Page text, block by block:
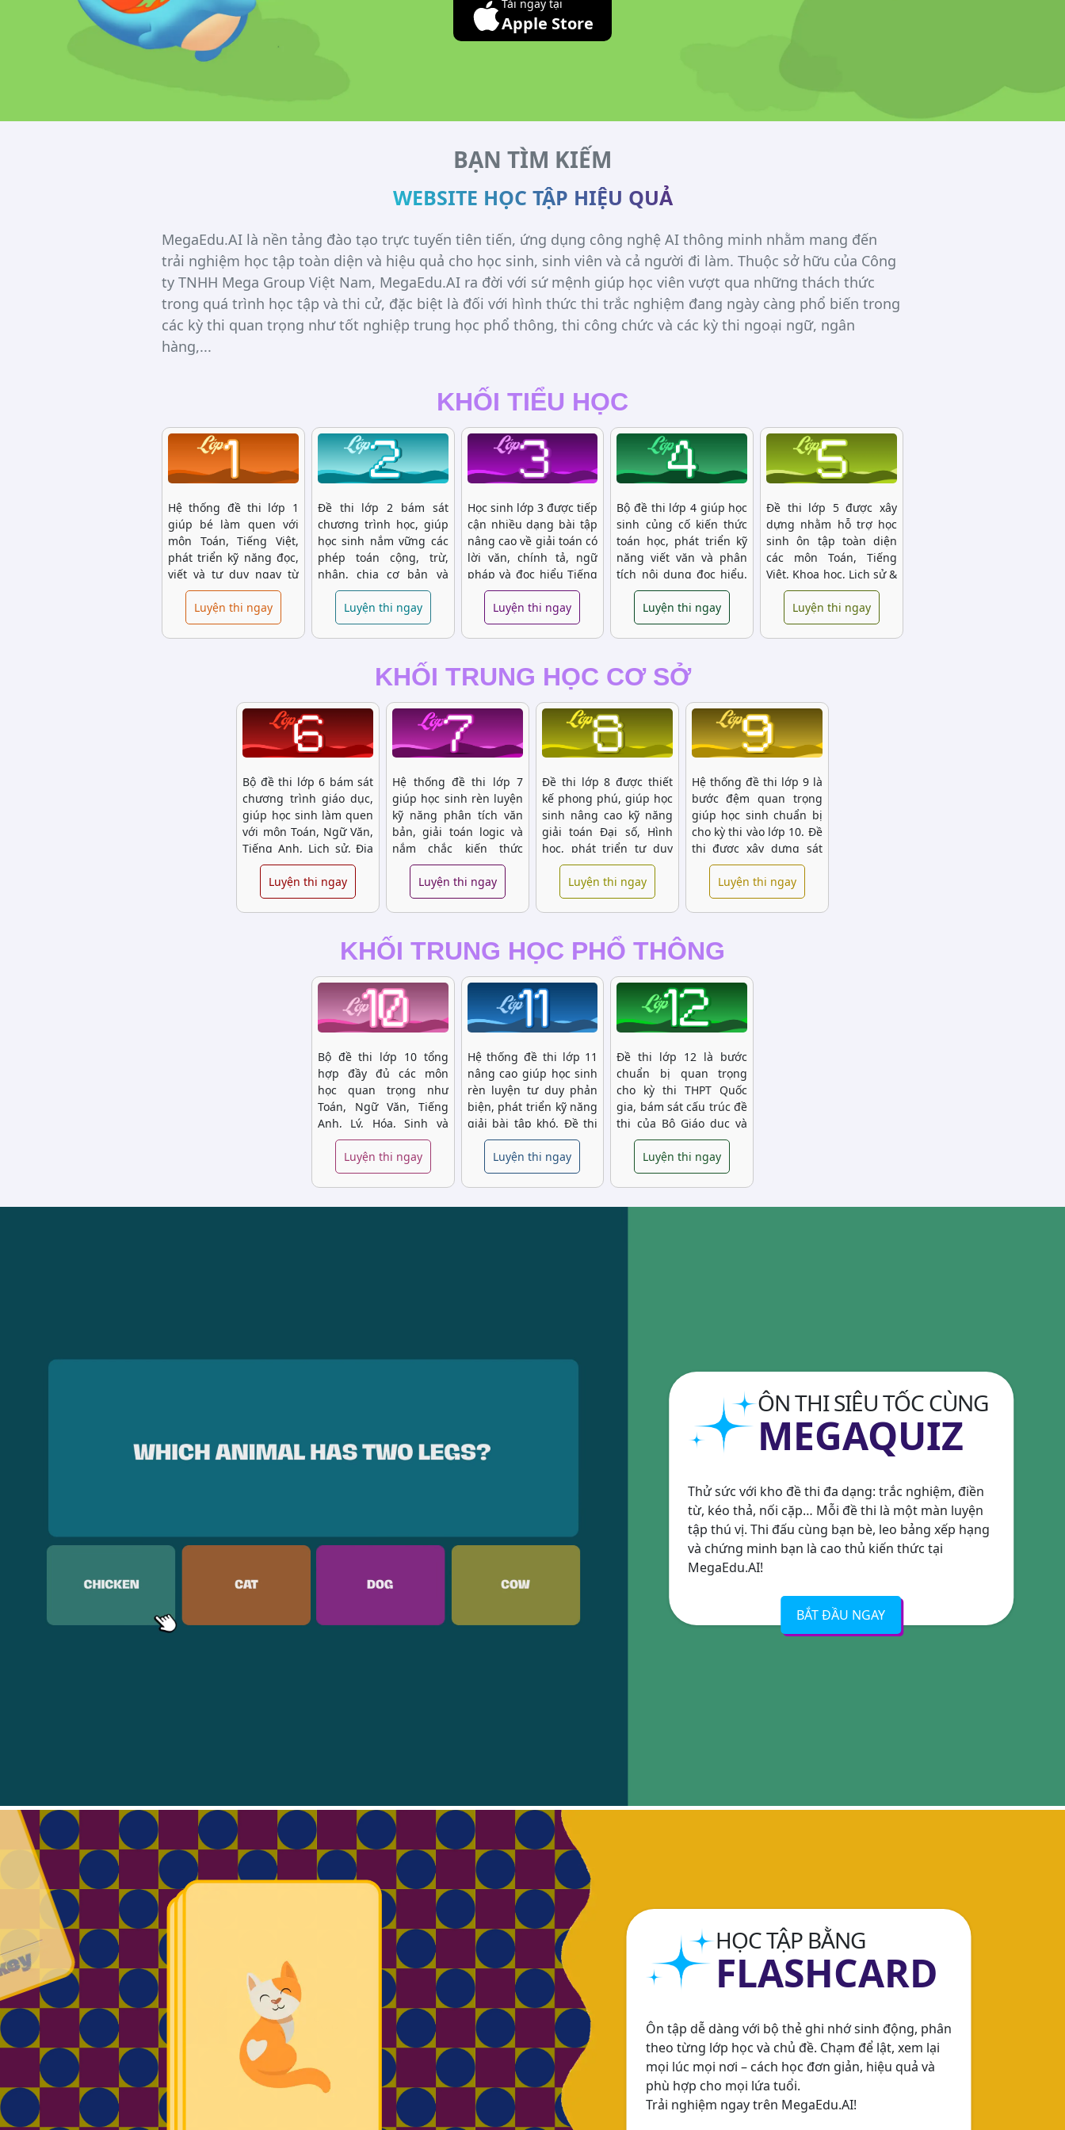
Tải ngay tại
Apple Store
BẠN TÌM KIẾM
WEBSITE HỌC TẬP HIỆU QUẢ
MegaEdu.AI là nền tảng đào tạo trực tuyến tiên tiến, ứng dụng công nghệ AI thông minh nhằm mang đến
trải nghiệm học tập toàn diện và hiệu quả cho học sinh, sinh viên và cả người đi làm. Thuộc sở hữu của Công
ty TNHH Mega Group Việt Nam, MegaEdu.AI ra đời với sứ mệnh giúp học viên vượt qua những thách thức
trong quá trình học tập và thi cử, đặc biệt là đối với hình thức thi trắc nghiệm đang ngày càng phổ biến trong
các kỳ thi quan trọng như tốt nghiệp trung học phổ thông, thi công chức và các kỳ thi ngoại ngữ, ngân
hàng,...
KHỐI TIỂU HỌC
Hệ thống đề thi lớp 1
giúp bé làm quen với
môn Toán, Tiếng Việt,
phát triển kỹ năng đọc,
viết và tư duy ngay từ
những năm đầu tiểu
học. Các bài tập được
thiết kế sinh động, giúp
trẻ tiếp thu dễ dàng và
Luyện thi ngay
Đề thi lớp 2 bám sát
chương trình học, giúp
học sinh nắm vững các
phép toán cộng, trừ,
nhân, chia cơ bản và
mở rộng vốn từ Tiếng
Việt. Việc luyện tập
thường xuyên giúp trẻ
phát triển tư duy toán
Luyện thi ngay
Học sinh lớp 3 được tiếp
cận nhiều dạng bài tập
nâng cao về giải toán có
lời văn, chính tả, ngữ
pháp và đọc hiểu Tiếng
Việt. Hệ thống đề thi
phong phú giúp các em
tự tin hơn khi làm bài
kiểm tra.
Luyện thi ngay
Bộ đề thi lớp 4 giúp học
sinh củng cố kiến thức
toán học, phát triển kỹ
năng viết văn và phân
tích nội dung đọc hiểu.
Các bài tập kết hợp lý
thuyết và thực hành
giúp học sinh nắm chắc
kiến thức, nâng cao tư
Luyện thi ngay
Đề thi lớp 5 được xây
dựng nhằm hỗ trợ học
sinh ôn tập toàn diện
các môn Toán, Tiếng
Việt, Khoa học, Lịch sử &
Địa lý, chuẩn bị sẵn
sàng cho kỳ thi chuyển
cấp vào THCS.
Luyện thi ngay
KHỐI TRUNG HỌC CƠ SỞ
Bộ đề thi lớp 6 bám sát
chương trình giáo dục,
giúp học sinh làm quen
với môn Toán, Ngữ Văn,
Tiếng Anh, Lịch sử, Địa
lý… Đây là giai đoạn
quan trọng giúp học
sinh thích nghi với
phương pháp học tập
Luyện thi ngay
Hệ thống đề thi lớp 7
giúp học sinh rèn luyện
kỹ năng phân tích văn
bản, giải toán logic và
nắm chắc kiến thức
khoa học tự nhiên. Đề
thi đa dạng từ cơ bản
đến nâng cao, giúp học
sinh tự tin phát triển
Luyện thi ngay
Đề thi lớp 8 được thiết
kế phong phú, giúp học
sinh nâng cao kỹ năng
giải toán Đại số, Hình
học, phát triển tư duy
ngôn ngữ qua môn Văn,
và củng cố kiến thức
khoa học tự nhiên.
Luyện thi ngay
Hệ thống đề thi lớp 9 là
bước đệm quan trọng
giúp học sinh chuẩn bị
cho kỳ thi vào lớp 10. Đề
thi được xây dựng sát
với cấu trúc đề tuyển
sinh của các tỉnh thành,
giúp học sinh luyện tập
hiệu quả và tối ưu hóa
Luyện thi ngay
KHỐI TRUNG HỌC PHỔ THÔNG
Bộ đề thi lớp 10 tổng
hợp đầy đủ các môn
học quan trọng như
Toán, Ngữ Văn, Tiếng
Anh, Lý, Hóa, Sinh và
Khoa học xã hội. Đây là
nền tảng giúp học sinh
làm quen với chương
trình THPT và định
hướng mục tiêu học
Luyện thi ngay
Hệ thống đề thi lớp 11
nâng cao giúp học sinh
rèn luyện tư duy phản
biện, phát triển kỹ năng
giải bài tập khó. Đề thi
được thiết kế bám sát
chương trình học, giúp
học sinh nắm vững kiến
thức và biết cách áp
dụng vào thực tế.
Luyện thi ngay
Đề thi lớp 12 là bước
chuẩn bị quan trọng
cho kỳ thi THPT Quốc
gia, bám sát cấu trúc đề
thi của Bộ Giáo dục và
Đào tạo. Việc luyện tập
với hệ thống đề thi chất
lượng giúp học sinh
củng cố kiến thức, cải
thiện kỹ năng làm bài
Luyện thi ngay
ÔN THI SIÊU TỐC CÙNG
MEGAQUIZ
Thử sức với kho đề thi đa dạng: trắc nghiệm, điền
từ, kéo thả, nối cặp… Mỗi đề thi là một màn luyện
tập thú vị. Thi đấu cùng bạn bè, leo bảng xếp hạng
và chứng minh bạn là cao thủ kiến thức tại
MegaEdu.AI!
BẮT ĐẦU NGAY
HỌC TẬP BẰNG
FLASHCARD
Ôn tập dễ dàng với bộ thẻ ghi nhớ sinh động, phân
theo từng lớp học và chủ đề. Chạm để lật, xem lại
mọi lúc mọi nơi – cách học đơn giản, hiệu quả và
phù hợp cho mọi lứa tuổi.
Trải nghiệm ngay trên MegaEdu.AI!